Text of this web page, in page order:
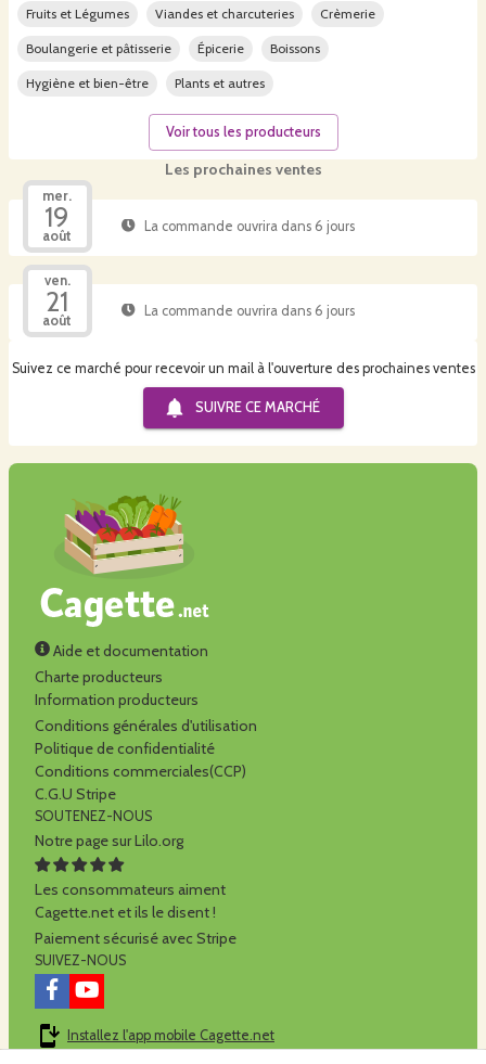
Les prochaines ventes
mer.
19
août
La commande ouvrira dans 6 jours
ven.
21
août
La commande ouvrira dans 6 jours
Suivez ce marché pour recevoir un mail à l'ouverture des prochaines ventes
SUIVRE CE MARCHÉ
Fruits et Légumes Viandes et charcuteries Crèmerie
Boulangerie et pâtisserie Épicerie Boissons
Hygiène et bien-être Plants et autres
Voir tous les producteurs
Aide et documentation
Charte producteurs
Information producteurs
Conditions générales d'utilisation
Politique de confidentialité
Conditions commerciales(CCP)
C.G.U Stripe
SOUTENEZ-NOUS
Notre page sur Lilo.org
Les consommateurs aiment
Cagette.net et ils le disent !
Paiement sécurisé avec Stripe
SUIVEZ-NOUS
Installez l'app mobile Cagette.net